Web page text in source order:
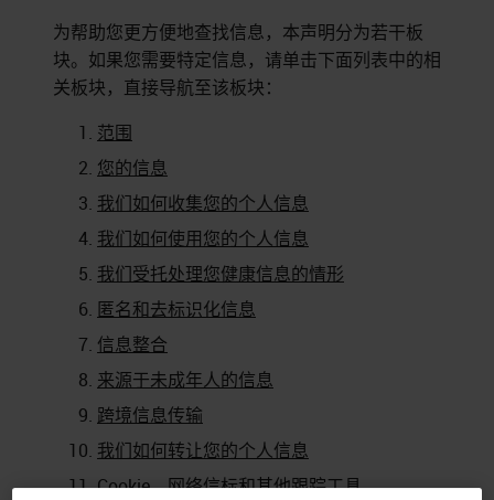
为帮助您更方便地查找信息，本声明分为若干板
块。如果您需要特定信息，请单击下面列表中的相
关板块，直接导航至该板块：
范围
您的信息
我们如何收集您的个人信息
我们如何使用您的个人信息
我们受托处理您健康信息的情形
匿名和去标识化信息
信息整合
来源于未成年人的信息
跨境信息传输
我们如何转让您的个人信息
Cookie、网络信标和其他跟踪工具